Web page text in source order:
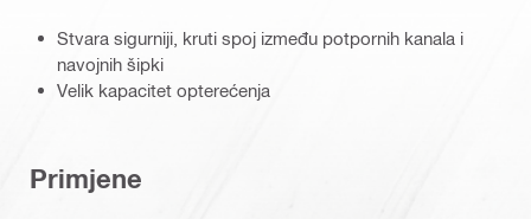
Stvara sigurniji, kruti spoj između potpornih kanala i
navojnih šipki
Velik kapacitet opterećenja
Primjene